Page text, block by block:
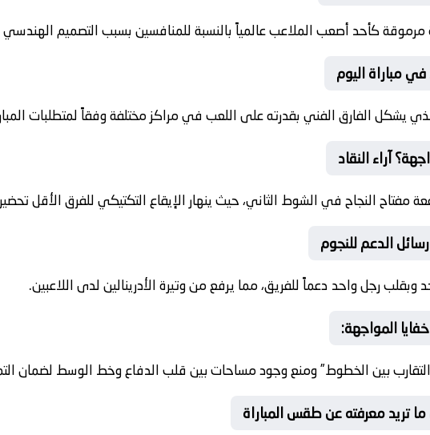
كأحد أصعب الملاعب عالمياً بالنسبة للمنافسين بسبب التصميم الهندسي
مباراة اليوم
يشكل الفارق الفني بقدرته على اللعب في مراكز مختلفة وفقاً لمتطلبات
آراء النقاد
مفتاح النجاح في الشوط الثاني، حيث ينهار الإيقاع التكتيكي للفرق الأقل
الدعم للنجوم
رجل واحد دعماً للفريق، مما يرفع من وتيرة الأدرينالين لدى اللاعبين.
المواجهة:
بين الخطوط” ومنع وجود مساحات بين قلب الدفاع وخط الوسط لضمان
تريد معرفته عن طقس المباراة